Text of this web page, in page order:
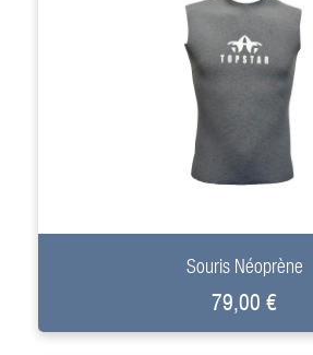
+
Souris Néoprène
79,00 €